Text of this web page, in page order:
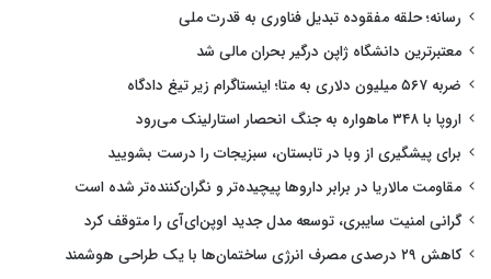
رسانه؛ حلقه مفقوده تبدیل فناوری به قدرت ملی
معتبرترین دانشگاه ژاپن درگیر بحران مالی شد
ضربه ۵۶۷ میلیون دلاری به متا؛ اینستاگرام زیر تیغ دادگاه
اروپا با ۳۴۸ ماهواره به جنگ انحصار استارلینک می‌رود
برای پیشگیری از وبا در تابستان، سبزیجات را درست بشویید
مقاومت مالاریا در برابر داروها پیچیده‌تر و نگران‌کننده‌تر شده است
گرانی امنیت سایبری، توسعه مدل جدید اوپن‌ای‌آی را متوقف کرد
کاهش ۲۹ درصدی مصرف انرژی ساختمان‌ها با یک طراحی هوشمند